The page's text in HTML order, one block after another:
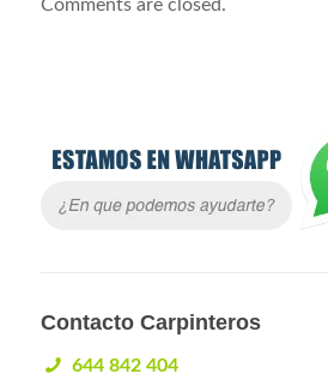
Comments are closed.
Contacto Carpinteros
644 842 404